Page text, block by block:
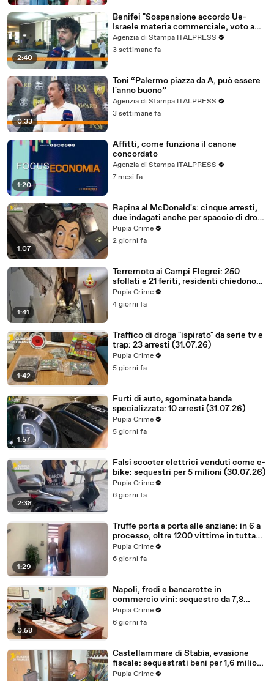
2:40
Benifei "Sospensione accordo Ue-
Israele materia commerciale, voto a
maggioranza"
Agenzia di Stampa ITALPRESS
3 settimane fa
0:33
Toni “Palermo piazza da A, può essere
l'anno buono”
Agenzia di Stampa ITALPRESS
3 settimane fa
1:20
Affitti, come funziona il canone
concordato
Agenzia di Stampa ITALPRESS
7 mesi fa
1:07
Rapina al McDonald's: cinque arresti,
due indagati anche per spaccio di droga
(03.08.26)
Pupia Crime
2 giorni fa
1:41
Terremoto ai Campi Flegrei: 250
sfollati e 21 feriti, residenti chiedono
certezze sul futuro (01.08.26)
Pupia Crime
4 giorni fa
1:42
Traffico di droga "ispirato" da serie tv e
trap: 23 arresti (31.07.26)
Pupia Crime
5 giorni fa
1:57
Furti di auto, sgominata banda
specializzata: 10 arresti (31.07.26)
Pupia Crime
5 giorni fa
2:38
Falsi scooter elettrici venduti come e-
bike: sequestri per 5 milioni (30.07.26)
Pupia Crime
6 giorni fa
1:29
Truffe porta a porta alle anziane: in 6 a
processo, oltre 1200 vittime in tutta
Italia (30.07.26)
Pupia Crime
6 giorni fa
0:58
Napoli, frodi e bancarotte in
commercio vini: sequestro da 7,8
milioni (30.07.26)
Pupia Crime
6 giorni fa
Castellammare di Stabia, evasione
fiscale: sequestrati beni per 1,6 milioni
ad un consorzio navale (29.07.26)
Pupia Crime